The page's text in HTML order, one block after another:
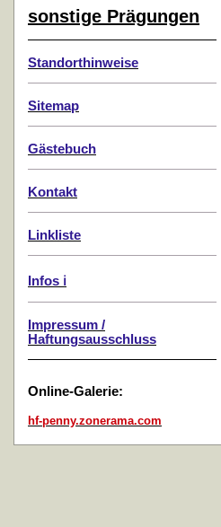
sonstige Prägungen
Standorthinweise
Sitemap
Gästebuch
Kontakt
Linkliste
Infos ℹ️
Impressum /
Haftungsausschluss
Online-Galerie:
hf-penny.zonerama.com